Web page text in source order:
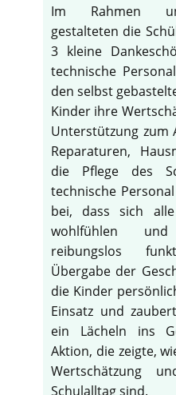
Im Rahmen
gestalteten die
3 kleine
technische
den selbst
Kinder ihre
Unterstützung zum
Reparaturen,
die Pflege des
technische
bei, dass sich
wohlfühlen
reibungslos
Übergabe der
die Kinder
Einsatz und
ein Lächeln ins
Aktion, die zeigte,
Wertschätzung
Schulalltag sind.